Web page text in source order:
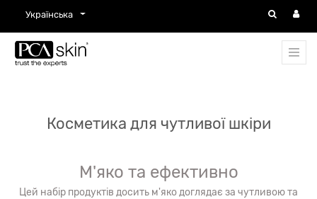
Українська
Косметика для чутливої шкіри
М'яко та ефективно
Цей набір продуктів досить м'яко доглядає за чутливою та